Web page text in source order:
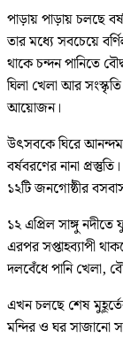
পাড়ায় পাড়ায় চলছে
তার মধ্যে সবচেয়ে
থাকে চন্দন পানিতে
ঘিলা খেলা আর
আয়োজন।
উৎসবকে ঘিরে
বর্ষবরণের নানা
১২টি জনগোষ্ঠীর
১২ এপ্রিল সাঙ্গু
এরপর সপ্তাহব্যাপী
দলবেঁধে পানি খেলা,
এখন চলছে শেষ
মন্দির ও ঘর সাজানো